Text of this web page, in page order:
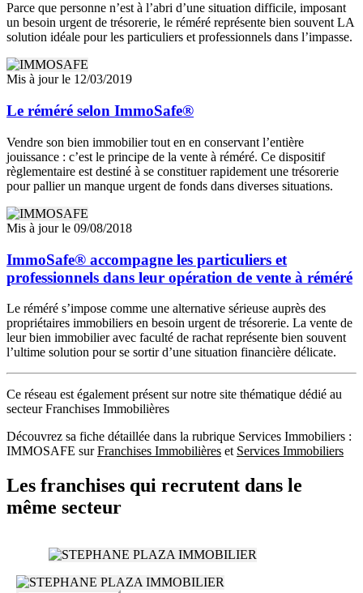
Parce que personne n’est à l’abri d’une situation difficile, imposant
un besoin urgent de trésorerie, le réméré représente bien souvent LA
solution idéale pour les particuliers et professionnels dans l’impasse.
Mis à jour le 12/03/2019
Le réméré selon ImmoSafe®
Vendre son bien immobilier tout en en conservant l’entière
jouissance : c’est le principe de la vente à réméré. Ce dispositif
règlementaire est destiné à se constituer rapidement une trésorerie
pour pallier un manque urgent de fonds dans diverses situations.
Mis à jour le 09/08/2018
ImmoSafe® accompagne les particuliers et
professionnels dans leur opération de vente à réméré
Le réméré s’impose comme une alternative sérieuse auprès des
propriétaires immobiliers en besoin urgent de trésorerie. La vente de
leur bien immobilier avec faculté de rachat représente bien souvent
l’ultime solution pour se sortir d’une situation financière délicate.
Ce réseau est également présent sur notre site thématique dédié au
secteur Franchises Immobilières
Découvrez sa fiche détaillée dans la rubrique Services Immobiliers :
IMMOSAFE surFranchises Immobilières et Services Immobiliers
Les franchises qui recrutent dans le
même secteur